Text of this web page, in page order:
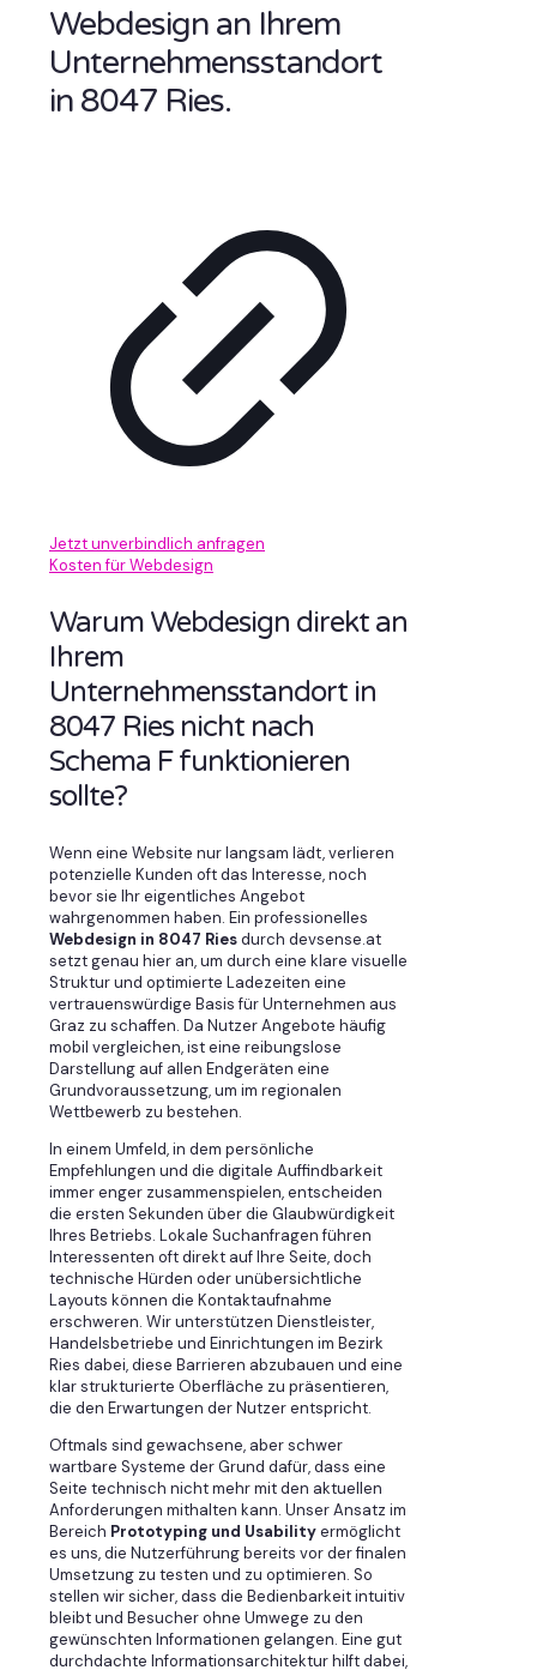
Webdesign an Ihrem
Unternehmensstandort
in 8047 Ries.
Jetzt unverbindlich anfragen
Kosten für Webdesign
Warum Webdesign direkt an
Ihrem
Unternehmensstandort in
8047 Ries nicht nach
Schema F funktionieren
sollte?
Wenn eine Website nur langsam lädt, verlieren
potenzielle Kunden oft das Interesse, noch
bevor sie Ihr eigentliches Angebot
wahrgenommen haben. Ein professionelles
Webdesign in 8047 Riesdurch devsense.at
setzt genau hier an, um durch eine klare visuelle
Struktur und optimierte Ladezeiten eine
vertrauenswürdige Basis für Unternehmen aus
Graz zu schaffen. Da Nutzer Angebote häufig
mobil vergleichen, ist eine reibungslose
Darstellung auf allen Endgeräten eine
Grundvoraussetzung, um im regionalen
Wettbewerb zu bestehen.
In einem Umfeld, in dem persönliche
Empfehlungen und die digitale Auffindbarkeit
immer enger zusammenspielen, entscheiden
die ersten Sekunden über die Glaubwürdigkeit
Ihres Betriebs. Lokale Suchanfragen führen
Interessenten oft direkt auf Ihre Seite, doch
technische Hürden oder unübersichtliche
Layouts können die Kontaktaufnahme
erschweren. Wir unterstützen Dienstleister,
Handelsbetriebe und Einrichtungen im Bezirk
Ries dabei, diese Barrieren abzubauen und eine
klar strukturierte Oberfläche zu präsentieren,
die den Erwartungen der Nutzer entspricht.
Oftmals sind gewachsene, aber schwer
wartbare Systeme der Grund dafür, dass eine
Seite technisch nicht mehr mit den aktuellen
Anforderungen mithalten kann. Unser Ansatz im
Bereich Prototyping und Usabilityermöglicht
es uns, die Nutzerführung bereits vor der finalen
Umsetzung zu testen und zu optimieren. So
stellen wir sicher, dass die Bedienbarkeit intuitiv
bleibt und Besucher ohne Umwege zu den
gewünschten Informationen gelangen. Eine gut
durchdachte Informationsarchitektur hilft dabei,